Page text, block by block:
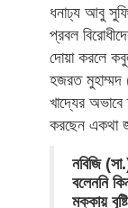
ধনাঢ্য আবু
প্রবল
দোয়া করলে
হজরত মুহাম্মদ
খাদ্যের
করছেন একথা
নবিজি
বলেননি
মক্কায়